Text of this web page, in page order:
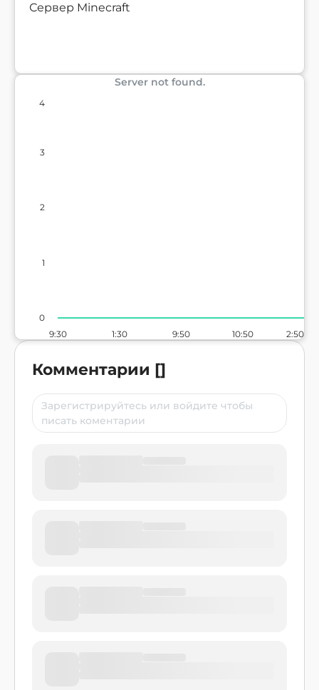
Сервер Minecraft
Server not found.
9:30 1:30 9:50 10:50 2:50
0
1
2
3
4
Комментарии []